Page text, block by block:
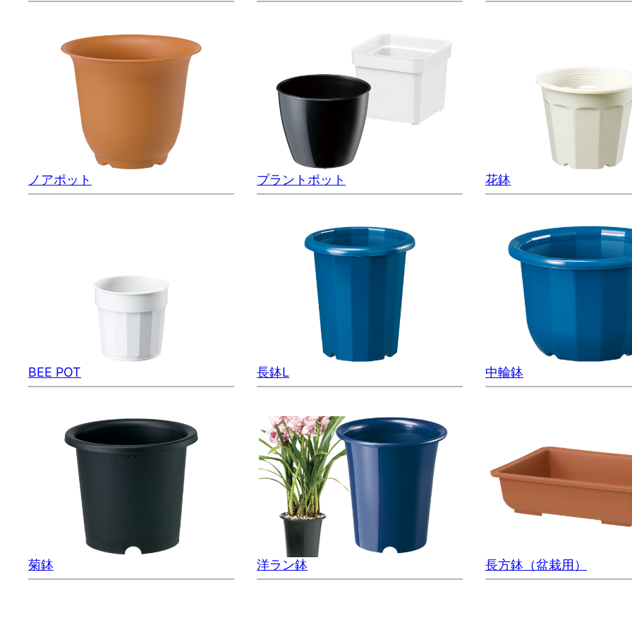
ノアポット プラントポット 花鉢
BEE POT 長鉢L 中輪鉢
菊鉢 洋ラン鉢 長方鉢（盆栽用）